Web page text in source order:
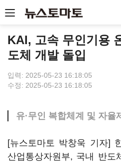
KAI, 고속 무인기용
도체 개발 돌입
입력: 2025-05-23 16:18:05
수정: 2025-05-23 16:18:05
유·무인 복합체계 및 자율
[뉴스토마토 박창욱 기자]
산업통상자원부, 국내 반도